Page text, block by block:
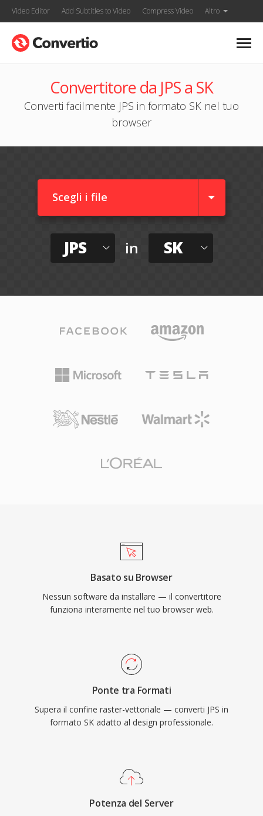
Video Editor Add Subtitles to Video Compress Video Altro
Convertitore da JPS a SK
Converti facilmente JPS in formato SK nel tuo
browser
Scegli i file
JPS in SK
Basato su Browser
Nessun software da installare — il convertitore
funziona interamente nel tuo browser web.
Ponte tra Formati
Supera il confine raster-vettoriale — converti JPS in
formato SK adatto al design professionale.
Potenza del Server